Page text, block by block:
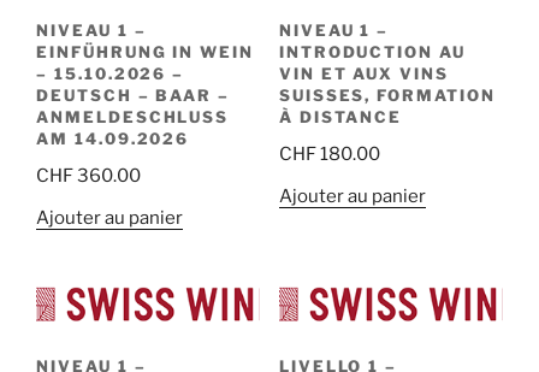
NIVEAU 1 –
EINFÜHRUNG IN WEIN
– 15.10.2026 –
DEUTSCH – BAAR –
ANMELDESCHLUSS
AM 14.09.2026
CHF360.00
Ajouter au panier
NIVEAU 1 –
INTRODUCTION AU
VIN ET AUX VINS
SUISSES, FORMATION
À DISTANCE
CHF180.00
Ajouter au panier
NIVEAU 1 – LIVELLO 1 –